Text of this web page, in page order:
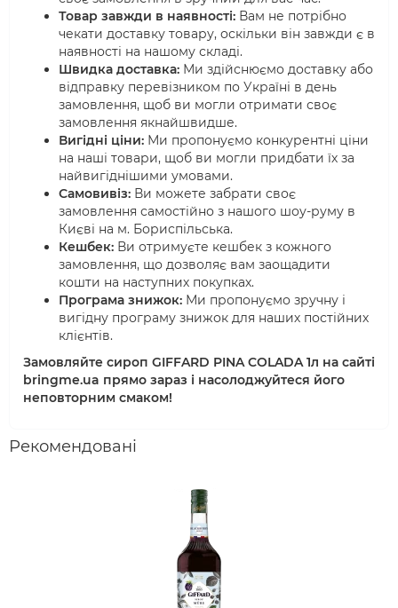
Товар завжди в наявності: Вам не потрібно
чекати доставку товару, оскільки він завжди є в
наявності на нашому складі.
Швидка доставка: Ми здійснюємо доставку або
відправку перевізником по Україні в день
замовлення, щоб ви могли отримати своє
замовлення якнайшвидше.
Вигідні ціни: Ми пропонуємо конкурентні ціни
на наші товари, щоб ви могли придбати їх за
найвигіднішими умовами.
Самовивіз: Ви можете забрати своє
замовлення самостійно з нашого шоу-руму в
Києві на м. Бориспільська.
Кешбек: Ви отримуєте кешбек з кожного
замовлення, що дозволяє вам заощадити
кошти на наступних покупках.
Програма знижок: Ми пропонуємо зручну і
вигідну програму знижок для наших постійних
клієнтів.
Замовляйте сироп GIFFARD PINA COLADA 1л на сайті
bringme.ua прямо зараз і насолоджуйтеся його
неповторним смаком!
Рекомендовані